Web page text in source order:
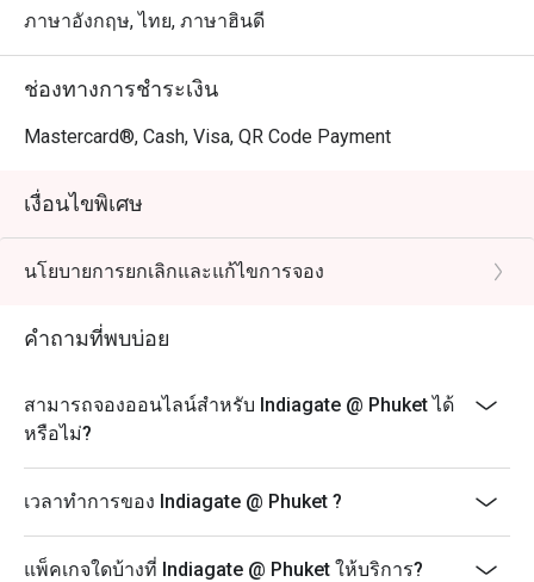
ร้านอาหารอินเดียที่มีคุณภาพสูงเช่นนี้ในป่าตอง
คำแนะนำจาก Indiagate: ตั้งอยู่บนถนนทวีวงศ์อย่างสะดวก
สบาย Indiagate มีการตกแต่งที่ทันสมัยและหรูหราซึ่งช่วย
เสริมประสบการณ์การรับประทานอาหาร บรรยากาศสบาย
ทั่วไปและโอกาสพิเศษ
สำหรับผู้ที่สนใจสัมผัสรสชาติของอินเดีย สามารถทำการจอง
ผ่านแอป FunNow หรือ eatigo อย่าพลาดโอกาสที่จะ
ภาษาอังกฤษ, ไทย, ภาษาฮินดี
ช่องทางการชำระเงิน
Mastercard®, Cash, Visa, QR Code Payment
เงื่อนไขพิเศษ
นโยบายการยกเลิกและแก้ไขการจอง
คำถามที่พบบ่อย
สามารถจองออนไลน์สำหรับ Indiagate @ Phuket ได้
หรือไม่?
เวลาทำการของ Indiagate @ Phuket ?
แพ็คเกจใดบ้างที่ Indiagate @ Phuket ให้บริการ?